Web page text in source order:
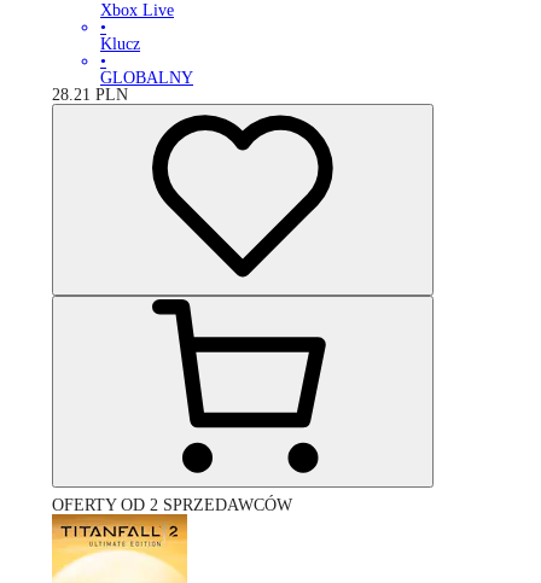
Xbox Live
•
Klucz
•
GLOBALNY
28.21 PLN
OFERTY OD 2 SPRZEDAWCÓW